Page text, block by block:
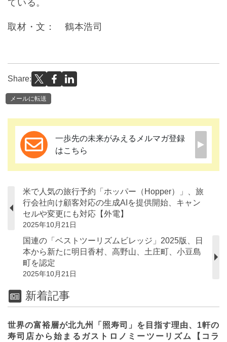
ている。
取材・文： 鶴本浩司
Share:
メールに転送
一歩先の未来がみえるメルマガ登録
はこちら
米で人気の旅行予約「ホッパー（Hopper）」、旅
行会社向け顧客対応の生成AIを提供開始、キャン
セルや変更にも対応【外電】
2025年10月21日
国連の「ベストツーリズムビレッジ」2025版、日
本から新たに明日香村、高野山、土庄町、小豆島
町を認定
2025年10月21日
新着記事
世界の富裕層が北九州「照寿司」を目指す理由、1軒の
寿司店から始まるガストロノミーツーリズム【コラ